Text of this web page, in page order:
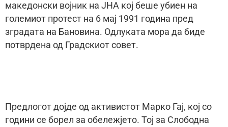
македонски војник на ЈНА кој беше убиен на
големиот протест на 6 мај 1991 година пред
зградата на Бановина. Одлуката мора да биде
потврдена од Градскиот совет.
Предлогот дојде од активистот Марко Гај, кој со
години се борел за обележјето. Тој за Слободна